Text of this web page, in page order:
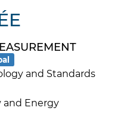
and Standards
and Energy